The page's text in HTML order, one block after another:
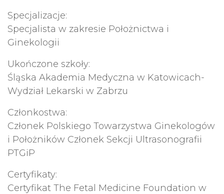
Specjalizacje:
Specjalista w zakresie Położnictwa i
Ginekologii
Ukończone szkoły:
Śląska Akademia Medyczna w Katowicach-
Wydział Lekarski w Zabrzu
Członkostwa:
Członek Polskiego Towarzystwa Ginekologów
i Położników Członek Sekcji Ultrasonografii
PTGiP
Certyfikaty:
Certyfikat The Fetal Medicine Foundation w